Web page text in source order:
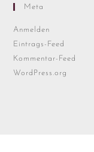
Meta
Anmelden
Eintrags-Feed
Kommentar-Feed
WordPress.org